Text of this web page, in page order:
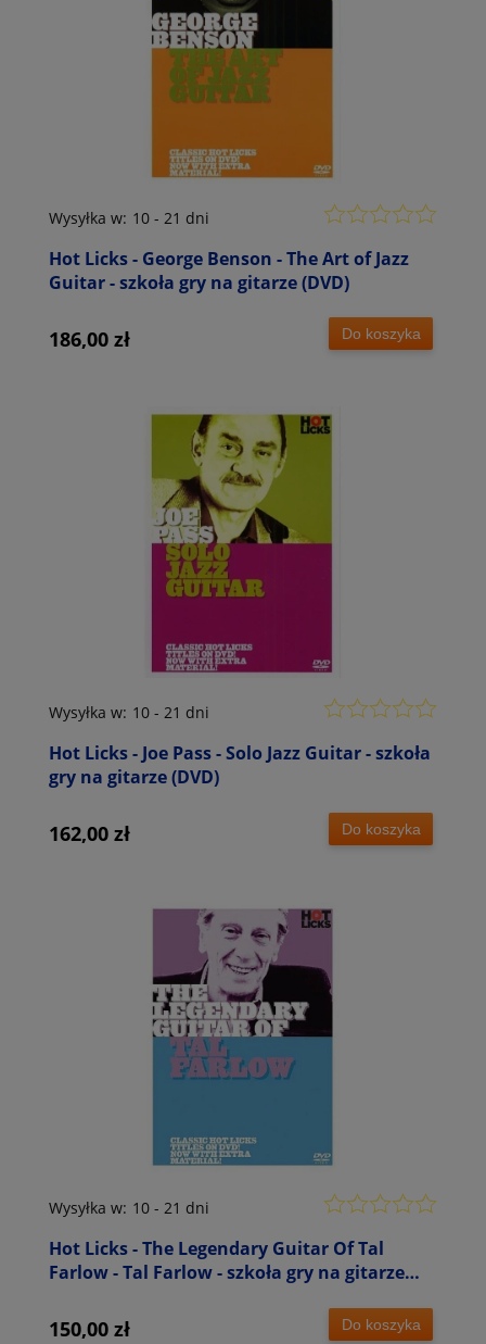
Hot Licks - George Benson - The Art of Jazz
Guitar - szkoła gry na gitarze (DVD)
Wysyłka w: 10 - 21 dni
186,00 zł Do koszyka
Hot Licks - Joe Pass - Solo Jazz Guitar - szkoła
gry na gitarze (DVD)
Wysyłka w: 10 - 21 dni
162,00 zł Do koszyka
Hot Licks - The Legendary Guitar Of Tal
Farlow - Tal Farlow - szkoła gry na gitarze
Wysyłka w: 10 - 21 dni
150,00 zł Do koszyka